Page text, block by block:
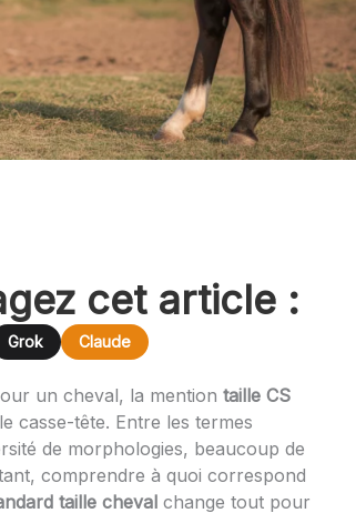
cet article :
Grok Claude
un cheval, la mention taille CS
casse-tête. Entre les termes
de morphologies, beaucoup de
comprendre à quoi correspond
taille chevalchange tout pour